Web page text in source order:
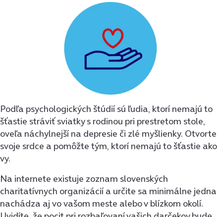
Podľa psychologických štúdií sú ľudia, ktorí nemajú to
šťastie stráviť sviatky s rodinou pri prestretom stole,
oveľa náchylnejší na depresie či zlé myšlienky. Otvorte
svoje srdce a pomôžte tým, ktorí nemajú to šťastie ako
vy.
Na internete existuje zoznam slovenských
charitatívnych organizácií a určite sa minimálne jedna
nachádza aj vo vašom meste alebo v blízkom okolí.